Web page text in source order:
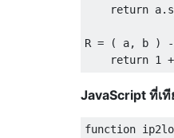
return a.
R = ( a, b )
return 1 +
JavaScript ที่เที
function